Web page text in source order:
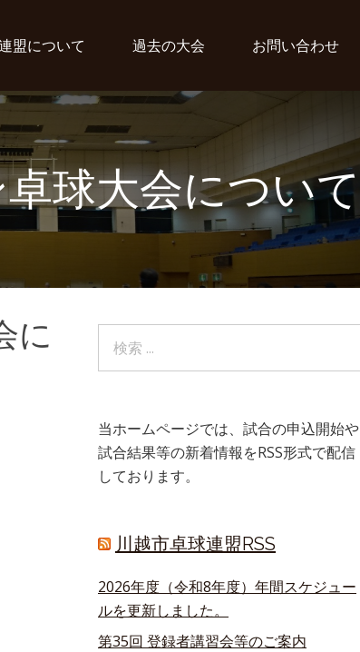
盟について 過去の大会 お問い合わせ
球大会について
に
当ホームページでは、試合の申込開始や
試合結果等の新着情報をRSS形式で配信
しております。
川越市卓球連盟RSS
2026年度（令和8年度）年間スケジュー
ルを更新しました。
第35回 登録者講習会等のご案内